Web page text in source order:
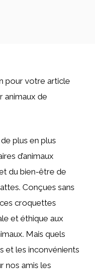
pour votre article
animaux de
plus en plus
d’animaux
du bien-être de
Conçues sans
croquettes
et éthique aux
Mais quels
et les inconvénients
nos amis les